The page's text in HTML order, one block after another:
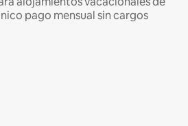
pago mensual sin cargos